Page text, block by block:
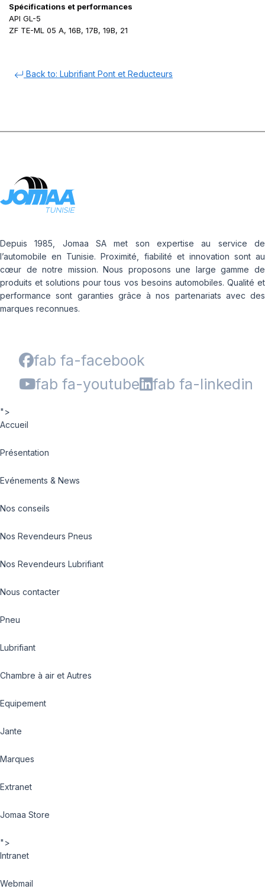
Spécifications et performances
API GL-5
ZF TE-ML 05 A, 16B, 17B, 19B, 21
Back to: Lubrifiant Pont et Reducteurs
Depuis 1985, Jomaa SA met son expertise au service de
l’automobile en Tunisie. Proximité, fiabilité et innovation sont au
cœur de notre mission. Nous proposons une large gamme de
produits et solutions pour tous vos besoins automobiles. Qualité et
performance sont garanties grâce à nos partenariats avec des
marques reconnues.
fab fa-facebook
fab fa-youtube
fab fa-linkedin
">
Accueil
Présentation
Evénements & News
Nos conseils
Nos Revendeurs Pneus
Nos Revendeurs Lubrifiant
Nous contacter
Pneu
Lubrifiant
Chambre à air et Autres
Equipement
Jante
Marques
Extranet
Jomaa Store
">
Intranet
Webmail